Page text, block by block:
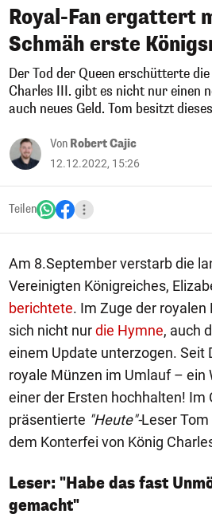
Royal-Fan ergattert
Schmäh erste
Der Tod der Queen erschütterte
Charles III. gibt es nicht nur einen
auch neues Geld. Tom besitzt
Von Robert Cajic
12.12.2022, 15:26
Teilen
Am 8.September verstarb die
Vereinigten Königreiches,
berichtete. Im Zuge der
sich nicht nurdie Hymne, auch
einem Update unterzogen. Seit
royale Münzen im Umlauf – ein
einer der Ersten hochhalten! Im
präsentierte "Heute"-Leser
dem Konterfei von König
Leser: "Habe das fast
gemacht"